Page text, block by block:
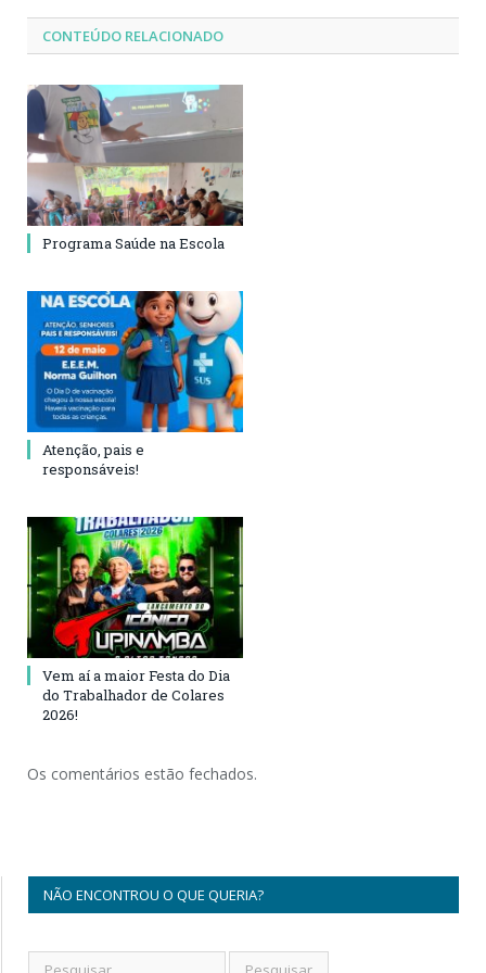
CONTEÚDO RELACIONADO
Programa Saúde na Escola
Atenção, pais e
responsáveis!
Vem aí a maior Festa do Dia
do Trabalhador de Colares
2026!
Os comentários estão fechados.
NÃO ENCONTROU O QUE QUERIA?